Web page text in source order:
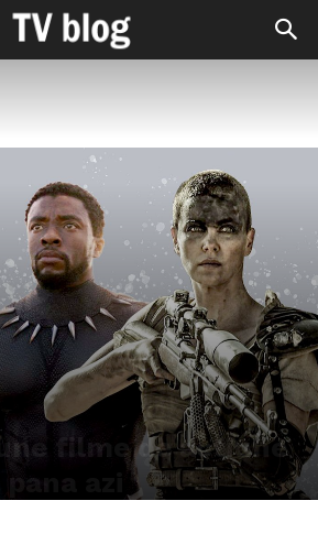
filme de actiune
azi